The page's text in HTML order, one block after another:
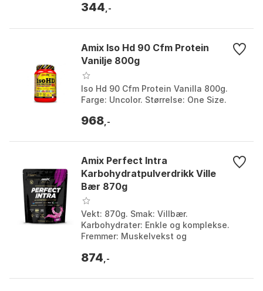
Størrelse:...
344 ,-
Amix Iso Hd 90 Cfm Protein
Vanilje 800g
Iso Hd 90 Cfm Protein Vanilla 800g.
Farge: Uncolor. Størrelse: One Size.
968 ,-
Amix Perfect Intra
Karbohydratpulverdrikk Ville
Bær 870g
Vekt: 870g. Smak: Villbær.
Karbohydrater: Enkle og komplekse.
Fremmer: Muskelvekst og
874 ,-